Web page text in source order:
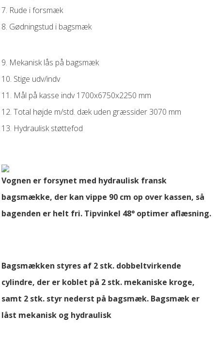
7. Rude i forsmæk
8. Gødningstud i bagsmæk
9. Mekanisk lås på bagsmæk
10. Stige udv/indv
11. Mål på kasse indv 1700x6750x2250 mm
12. Total højde m/std. dæk uden græssider 3070 mm
13. Hydraulisk støttefod
Vognen er forsynet med hydraulisk fransk
bagsmække, der kan vippe 90 cm op over kassen, så
bagenden er helt fri. Tipvinkel 48° optimer aflæsning.
Bagsmækken styres af 2 stk. dobbeltvirkende
cylindre, der er koblet på 2 stk. mekaniske kroge,
samt 2 stk. styr nederst på bagsmæk. Bagsmæk er
låst mekanisk og hydraulisk